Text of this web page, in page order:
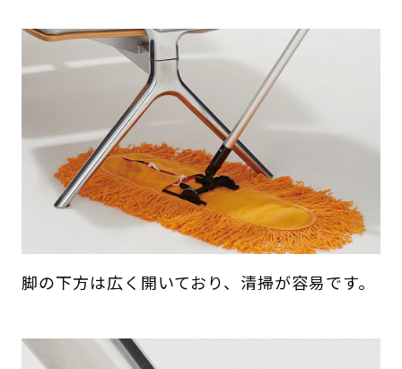
脚の下方は広く開いており、清掃が容易です。